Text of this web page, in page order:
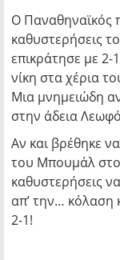
Ο Παναθηναϊκός
καθυστερήσεις
επικράτησε με
νίκη στα χέρια
Μια μνημειώδη
στην άδεια
Αν και βρέθηκε
του Μπουμάλ στο
καθυστερήσεις
απ’ την… κόλαση
2-1!